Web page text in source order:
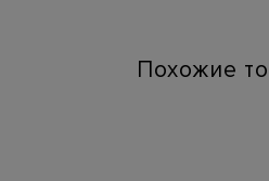
Похожие